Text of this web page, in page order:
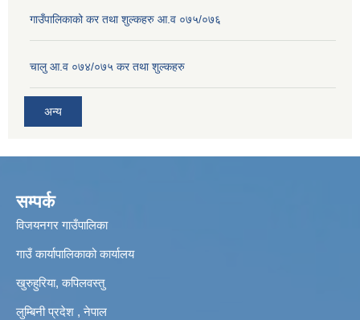
गाउँपालिकाको कर तथा शुल्कहरु आ.व ०७५/०७६
चालु आ.व ०७४/०७५ कर तथा शुल्कहरु
अन्य
सम्पर्क
विजयनगर गाउँपालिका
गाउँ कार्यापालिकाको कार्यालय
खुरुहुरिया, कपिलवस्तु
लुम्बिनी प्रदेश , नेपाल